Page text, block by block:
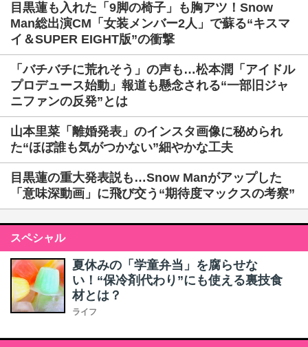
目黒蓮も入れた「9脚の椅子」も胸アツ！Snow
Man総出演CM「女装メンバー2人」で蘇る“キスマ
イ＆SUPER EIGHT版”の衝撃
「バチバチに荒れそう」の声も…松本潤「アイドル
プロデュース始動」報道も懸念される“一部旧ジャ
ニファンの反発”とは
山本里菜「離婚発表」のインスタ画像に秘められ
た“ほぼ誰も気がつかない”細やかな工夫
目黒蓮の重大発表説も…Snow Manがアップした
「意味深動画」に飛び交う“期待度マックスの考察”
スペシャル
夏休みの「学童弁当」を腐らせな
い！“保冷剤代わり”にも使える裏技食
材とは？
ライフ